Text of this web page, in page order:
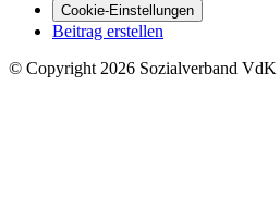
Cookie-Einstellungen
Beitrag erstellen
© Copyright2026 Sozialverband VdK